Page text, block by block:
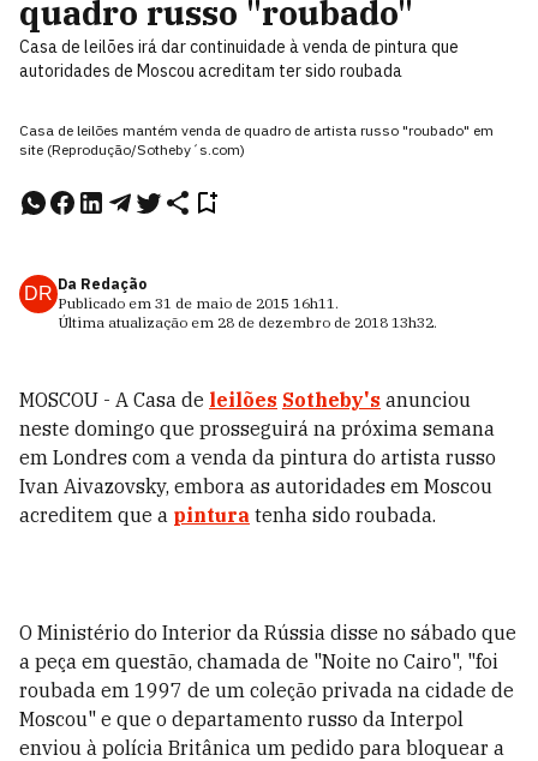
quadro russo "roubado"
Casa de leilões irá dar continuidade à venda de pintura que
autoridades de Moscou acreditam ter sido roubada
Casa de leilões mantém venda de quadro de artista russo "roubado" em
site (Reprodução/Sotheby´s.com)
DR Da Redação
Publicado em 31 de maio de 2015 16h11.
Última atualização em 28 de dezembro de 2018 13h32.
MOSCOU - A Casa de leilões Sotheby's anunciou
neste domingo que prosseguirá na próxima semana
em Londres com a venda da pintura do artista russo
Ivan Aivazovsky, embora as autoridades em Moscou
acreditem que a pintura tenha sido roubada.
O Ministério do Interior da Rússia disse no sábado que
a peça em questão, chamada de "Noite no Cairo", "foi
roubada em 1997 de um coleção privada na cidade de
Moscou" e que o departamento russo da Interpol
enviou à polícia Britânica um pedido para bloquear a